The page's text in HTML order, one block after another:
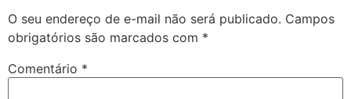
O seu endereço de e-mail não será publicado. Campos
obrigatórios são marcados com *
Comentário *